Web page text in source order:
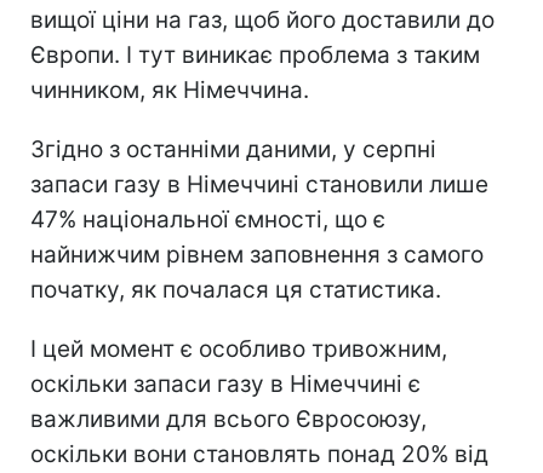
вищої ціни на газ, щоб його доставили до
Європи. І тут виникає проблема з таким
чинником, як Німеччина.
Згідно з останніми даними, у серпні
запаси газу в Німеччині становили лише
47% національної ємності, що є
найнижчим рівнем заповнення з самого
початку, як почалася ця статистика.
І цей момент є особливо тривожним,
оскільки запаси газу в Німеччині є
важливими для всього Євросоюзу,
оскільки вони становлять понад 20% від